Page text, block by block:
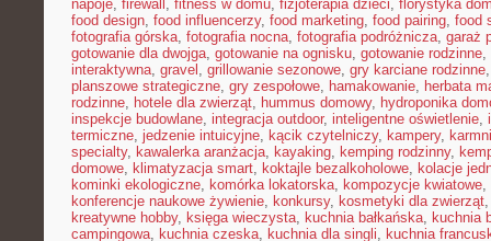
napoje, firewall , fitness w domu, fizjoterapia dzieci, florystyka
food design, food influencerzy, food marketing, food pairing, food
fotografia górska, fotografia nocna, fotografia podróżnicza, garaż
gotowanie dla dwojga, gotowanie na ognisku, gotowanie rodzinne,
interaktywna, gravel , grillowanie sezonowe, gry karciane rodzinne
planszowe strategiczne, gry zespołowe, hamakowanie, herbata
rodzinne, hotele dla zwierząt, hummus domowy, hydroponika
inspekcje budowlane, integracja outdoor, inteligentne oświetlenie,
termiczne, jedzenie intuicyjne, kącik czytelniczy, kampery,
specialty, kawalerka aranżacja, kayaking, kemping rodzinny,
domowe, klimatyzacja smart, koktajle bezalkoholowe, kolacje
kominki ekologiczne, komórka lokatorska, kompozycje kwiatowe,
konferencje naukowe żywienie, konkursy, kosmetyki dla zwierząt
kreatywne hobby, księga wieczysta, kuchnia bałkańska, kuchnia
campingowa, kuchnia czeska, kuchnia dla singli, kuchnia